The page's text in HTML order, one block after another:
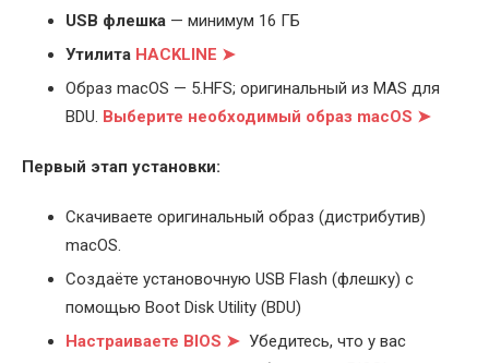
USB флешка — минимум 16 ГБ
Утилита HACKLINE ➤
Образ macOS — 5.HFS; оригинальный из MAS для
BDU. Выберите необходимый образ macOS ➤
Первый этап установки:
Скачиваете оригинальный образ (дистрибутив)
macOS.
Создаёте установочную USB Flash (флешку) с
помощью Boot Disk Utility (BDU)
Настраиваете BIOS ➤ Убедитесь, что у вас